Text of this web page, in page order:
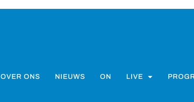
OVER ONS NIEUWS ON LIVE